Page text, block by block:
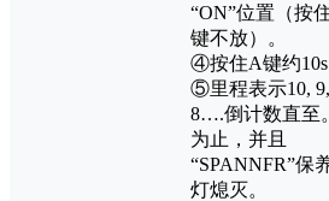
“ON”位置（按
键不放）。
④按住A键约10s
⑤里程表示10, 9,
8….倒计数直至。
为止，并且
“SPANNFR”保
灯熄灭。